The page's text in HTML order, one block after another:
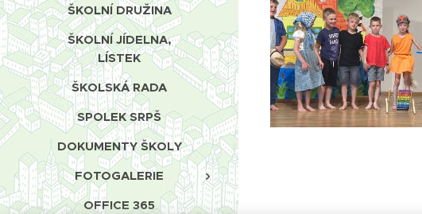
ŠKOLNÍ DRUŽINA
ŠKOLNÍ JÍDELNA,
LÍSTEK
ŠKOLSKÁ RADA
SPOLEK SRPŠ
DOKUMENTY ŠKOLY
FOTOGALERIE
OFFICE 365